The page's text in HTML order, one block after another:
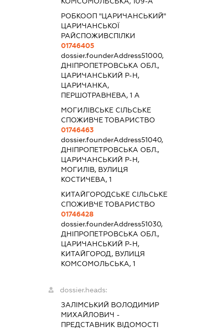
РОБКООП "ЦАРИЧАНСЬКИЙ"
ЦАРИЧАНСЬКОЇ
РАЙСПОЖИВСПІЛКИ
01746405
dossier.founderAddress51000,
ДНІПРОПЕТРОВСЬКА ОБЛ.,
ЦАРИЧАНСЬКИЙ Р-Н,
ЦАРИЧАНКА,
ПЕРШОТРАВНЕВА, 1 А
МОГИЛІВСЬКЕ СІЛЬСЬКЕ
СПОЖИВЧЕ ТОВАРИСТВО
01746463
dossier.founderAddress51040,
ДНІПРОПЕТРОВСЬКА ОБЛ.,
ЦАРИЧАНСЬКИЙ Р-Н,
МОГИЛІВ, ВУЛИЦЯ
КОСТИЧЕВА, 1
КИТАЙГОРОДСЬКЕ СІЛЬСЬКЕ
СПОЖИВЧЕ ТОВАРИСТВО
01746428
dossier.founderAddress51030,
ДНІПРОПЕТРОВСЬКА ОБЛ.,
ЦАРИЧАНСЬКИЙ Р-Н,
КИТАЙГОРОД, ВУЛИЦЯ
КОМСОМОЛЬСЬКА, 1
dossier.heads:
ЗАЛІМСЬКИЙ ВОЛОДИМИР
МИХАЙЛОВИЧ -
ПРЕДСТАВНИКВІДОМОСТІ